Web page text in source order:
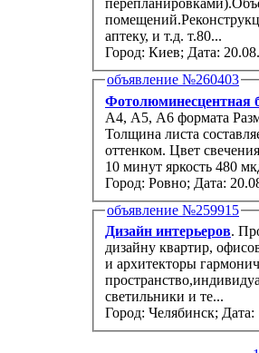
аптеку, и т.д. т.80...
Город: Киев; Дата:
объявление №260403
Фотолюминесцентная
А4, А5, А6 формата Размеры: А4 (210х297мм), А5 (105х148мм), А6 (52.5х74мм)
Толщина листа
оттенком. Цвет свечения: зелено-желтый
10 минут яркость 480
Город: Ровно; Дата:
объявление №259915
Дизайн интерьеров.
дизайну квартир,
и архитекторы
светильники и те...
Город: Челябинск; Дата: